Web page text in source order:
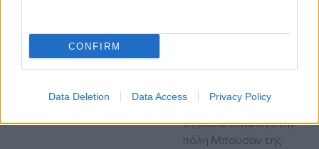
CONFIRM
Data Deletion Data Access Privacy Policy
διάκριση του Ολύμπου
Η απόφαση αυτή, που
αποτελεί μια πολύ
σημαντική απόφαση για
τη χώρα, ελήφθη στην
πόλη Μπουσάν της